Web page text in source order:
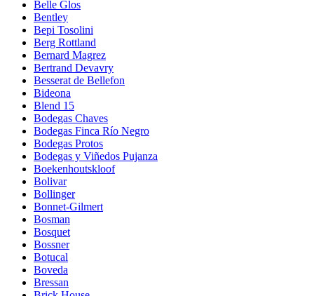
Belle Glos
Bentley
Bepi Tosolini
Berg Rottland
Bernard Magrez
Bertrand Devavry
Besserat de Bellefon
Bideona
Blend 15
Bodegas Chaves
Bodegas Finca Río Negro
Bodegas Protos
Bodegas y Viñedos Pujanza
Boekenhoutskloof
Bolivar
Bollinger
Bonnet-Gilmert
Bosman
Bosquet
Bossner
Botucal
Boveda
Bressan